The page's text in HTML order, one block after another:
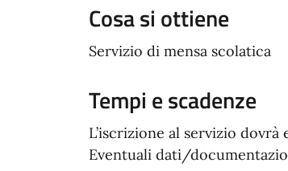
Cosa si ottiene
Servizio di mensa scolatica
Tempi e scadenze
L’iscrizione al servizio
Eventuali dati/